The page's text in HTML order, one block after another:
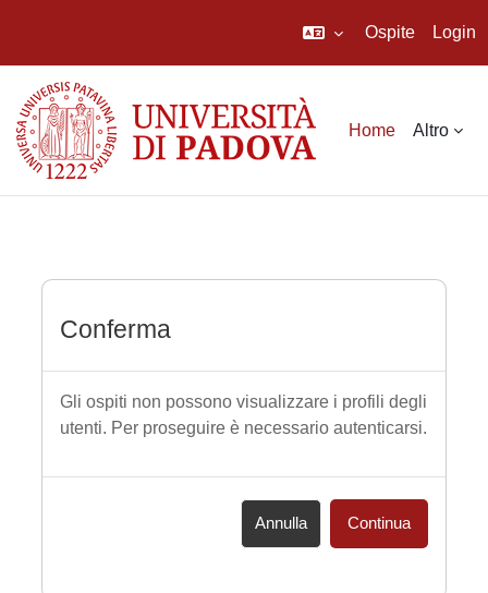
Ospite Login
Home Altro
Conferma
Gli ospiti non possono visualizzare i profili degli
utenti. Per proseguire è necessario autenticarsi.
Annulla Continua